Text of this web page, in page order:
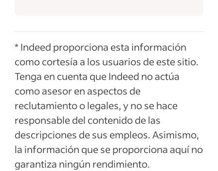
* Indeed proporciona esta información
como cortesía a los usuarios de este sitio.
Tenga en cuenta que Indeed no actúa
como asesor en aspectos de
reclutamiento o legales, y no se hace
responsable del contenido de las
descripciones de sus empleos. Asimismo,
la información que se proporciona aquí no
garantiza ningún rendimiento.